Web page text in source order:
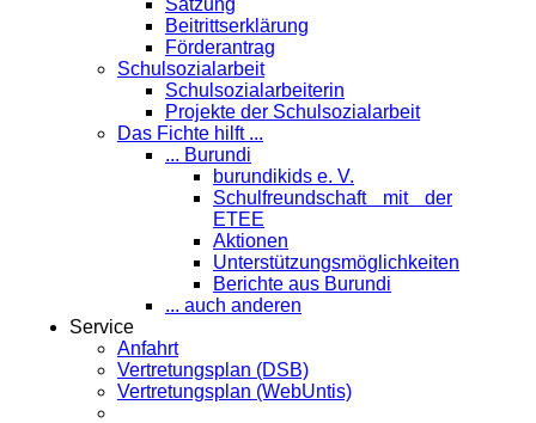
Satzung
Beitrittserklärung
Förderantrag
Schul­sozialarbeit
Schulsozialarbeiterin
Projekte der Schulsozialarbeit
Das Fichte hilft ...
... Burundi
burundikids e. V.
Schulfreundschaft mit der
ETEE
Aktionen
Unterstützungsmöglichkeiten
Berichte aus Burundi
... auch anderen
Service
Anfahrt
Vertretungsplan (DSB)
Vertretungsplan (WebUntis)